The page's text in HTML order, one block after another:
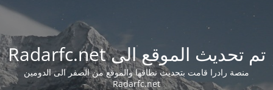
تم تحديث الموقع الى Radarfc.net
منصة رادرا قامت بتحديث نطاقها والموقع من الصفر الى الدومين
Radarfc.net